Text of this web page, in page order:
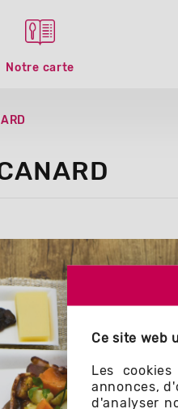
Ce site web
Les
annonces,
d'analyser
Notre carte